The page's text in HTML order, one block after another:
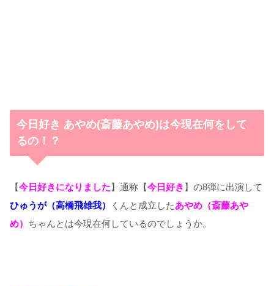
今日好き あやめ(斎藤あやめ)は今現在何をして
るの！？
【今日好きになりました】通称【今日好き 】の8弾に出演して
ひゅうが（高橋飛雄我）
くんと成立したあやめ（斎藤あや
め） ちゃんとは今現在何しているのでしょうか。